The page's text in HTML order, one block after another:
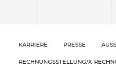
KARRIERE PRESSE
RECHNUNGSSTELLUNG/X-